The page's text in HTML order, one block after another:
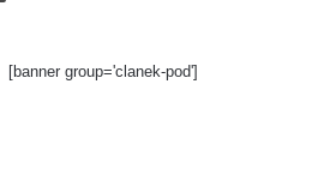
[banner group='clanek-pod']